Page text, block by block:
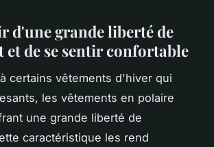
d'une grande liberté de
et de se sentir confortable
certains vêtements d'hiver qui
les vêtements en polaire
une grande liberté de
caractéristique les rend